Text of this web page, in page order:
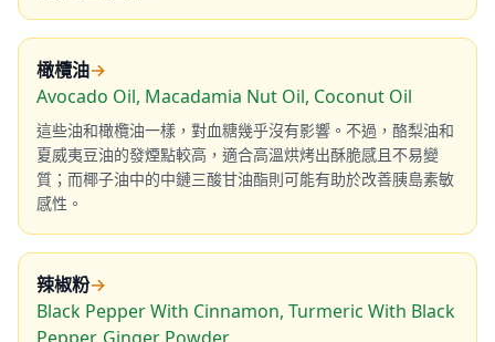
橄欖油→
Avocado Oil, Macadamia Nut Oil, Coconut Oil
這些油和橄欖油一樣，對血糖幾乎沒有影響。不過，酪梨油和
夏威夷豆油的發煙點較高，適合高溫烘烤出酥脆感且不易變
質；而椰子油中的中鏈三酸甘油酯則可能有助於改善胰島素敏
感性。
辣椒粉→
Black Pepper With Cinnamon, Turmeric With Black